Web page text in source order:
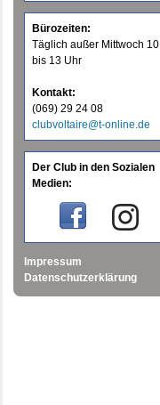
Bürozeiten:
Täglich außer Mittwoch 10
bis 13 Uhr
Kontakt:
(069) 29 24 08
clubvoltaire@t-online.de
Der Club in den Sozialen
Medien:
Impressum
Datenschutzerklärung